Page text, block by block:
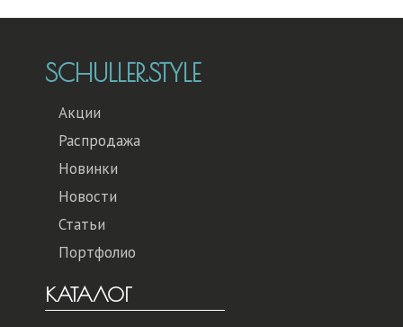
SCHULLER.STYLE
Акции
Распродажа
Новинки
Новости
Статьи
Портфолио
КАТАЛОГ